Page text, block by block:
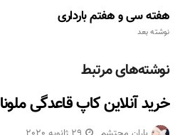
هفته سی و هفتم بارداری
نوشته بعد
نوشته‌های مرتبط
خرید آنلاین کاپ قاعدگی ملونا